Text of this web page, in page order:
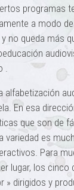
programas
a modo
no queda más
alfabetización
En esa
que son de
variedad es
Para
lugar, los
» dirigidos y